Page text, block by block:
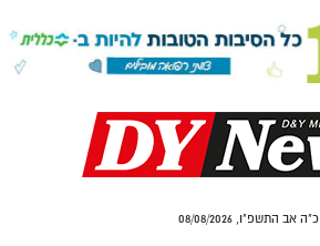
כ"ה אב התשפ"ו, 08/08/2026